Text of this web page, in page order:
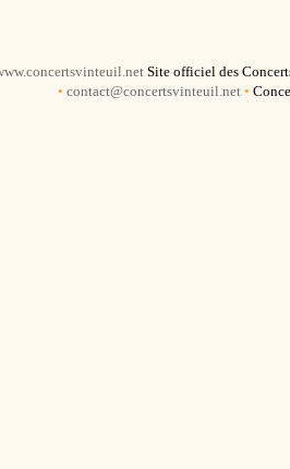
Site officiel des
• contact@concertsvinteuil.net •